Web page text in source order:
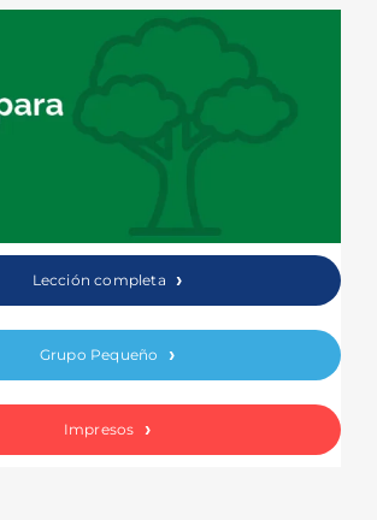
Lección completa
Grupo Pequeño
Impresos